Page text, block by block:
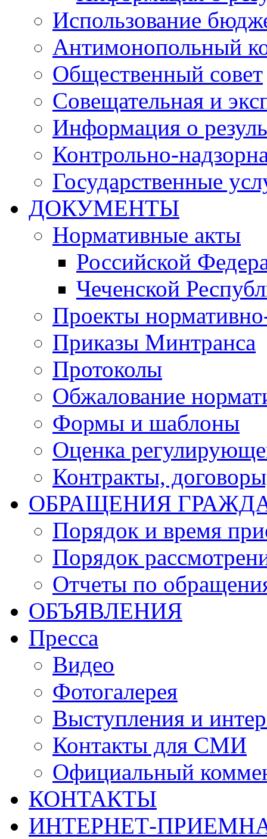
Использование
Антимонопольный
Общественный совет
Совещательная и
Информация о
Контрольно-
Государственные
ДОКУМЕНТЫ
Нормативные акты
Российской
Чеченской
Проекты
Приказы Минтранса
Протоколы
Обжалование
Формы и шаблоны
Оценка
Контракты,
ОБРАЩЕНИЯ
Порядок и время
Порядок
Отчеты по
ОБЪЯВЛЕНИЯ
Пресса
Видео
Фотогалерея
Выступления и
Контакты для СМИ
Официальный
КОНТАКТЫ
ИНТЕРНЕТ-